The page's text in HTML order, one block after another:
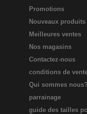
Promotions
Nouveaux produits
Meilleures ventes
Nos magasins
Contactez-nous
conditions de
Qui sommes nous?
parrainage
guide des tailles